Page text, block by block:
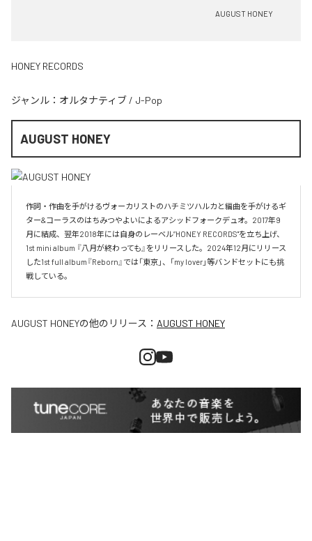
AUGUST HONEY
HONEY RECORDS
ジャンル： オルタナティブ / J-Pop
AUGUST HONEY
作詞・作曲を手がけるヴォーカリストのハチミツハルカと編曲を手がけるギ
ター&コーラスのはちみつやよいによるアシッドフォークデュオ。2017年9
月に結成、翌年2018年には自身のレーベル”HONEY RECORDS"を立ち上げ、
1st mini album 『八月が終わっても』をリリースした。2024年12月にリリース
した1st full album『Reborn』では「東京」、「my lover」等バンドセットにも挑
戦している。
AUGUST HONEYの他のリリース： AUGUST HONEY